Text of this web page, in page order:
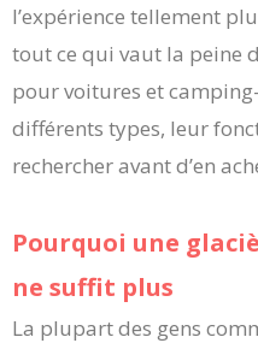
l’expérience tellement
tout ce qui vaut la peine
pour voitures et
différents types, leur
rechercher avant d’en
Pourquoi une
ne suffit plus
La plupart des gens